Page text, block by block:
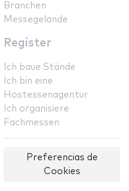
Branchen
Messegelände
Register
Ich baue Stände
Ich bin eine
Hostessenagentur
Ich organisiere
Fachmessen
Preferencias de
Cookies